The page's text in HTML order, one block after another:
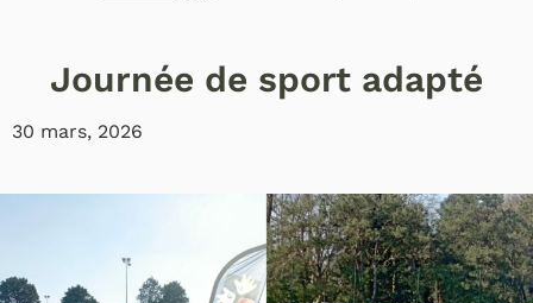
Journée de sport adapté
30 mars, 2026